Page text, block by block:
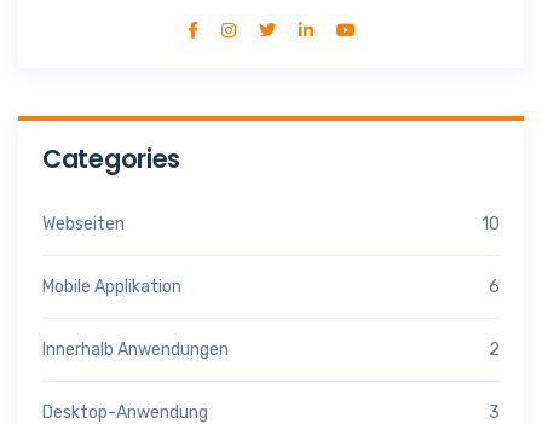
Categories
Webseiten 10
Mobile Applikation 6
Innerhalb Anwendungen 2
Desktop-Anwendung 3